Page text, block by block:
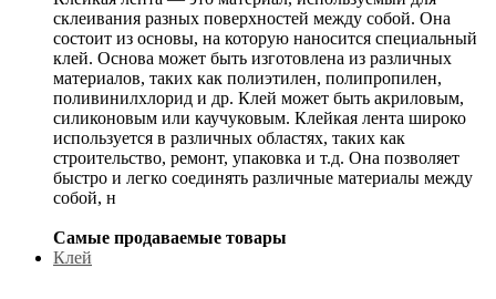
склеивания разных поверхностей между собой. Она
состоит из основы, на которую наносится специальный
клей. Основа может быть изготовлена из различных
материалов, таких как полиэтилен, полипропилен,
поливинилхлорид и др. Клей может быть акриловым,
силиконовым или каучуковым. Клейкая лента широко
используется в различных областях, таких как
строительство, ремонт, упаковка и т.д. Она позволяет
быстро и легко соединять различные материалы между
собой, н
Самые продаваемые товары
Клей